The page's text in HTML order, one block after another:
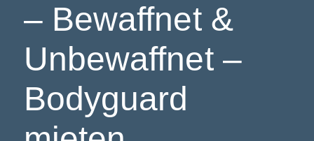
– Bewaffnet &
Unbewaffnet –
Bodyguard